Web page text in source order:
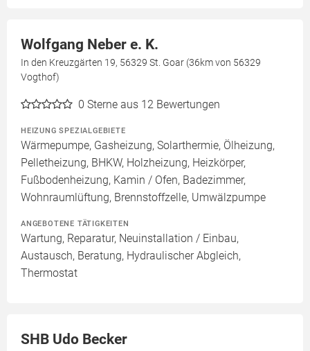
Wolfgang Neber e. K.
In den Kreuzgärten 19, 56329 St. Goar (36km von 56329
Vogthof)
0 Sterne aus 12 Bewertungen
HEIZUNG SPEZIALGEBIETE
Wärmepumpe, Gasheizung, Solarthermie, Ölheizung,
Pelletheizung, BHKW, Holzheizung, Heizkörper,
Fußbodenheizung, Kamin / Ofen, Badezimmer,
Wohnraumlüftung, Brennstoffzelle, Umwälzpumpe
ANGEBOTENE TÄTIGKEITEN
Wartung, Reparatur, Neuinstallation / Einbau,
Austausch, Beratung, Hydraulischer Abgleich,
Thermostat
SHB Udo Becker